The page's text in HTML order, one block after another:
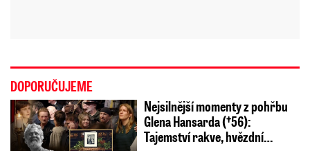
DOPORUČUJEME
Nejsilnější momenty z pohřbu
Glena Hansarda (†56):
Tajemství rakve, hvězdní…